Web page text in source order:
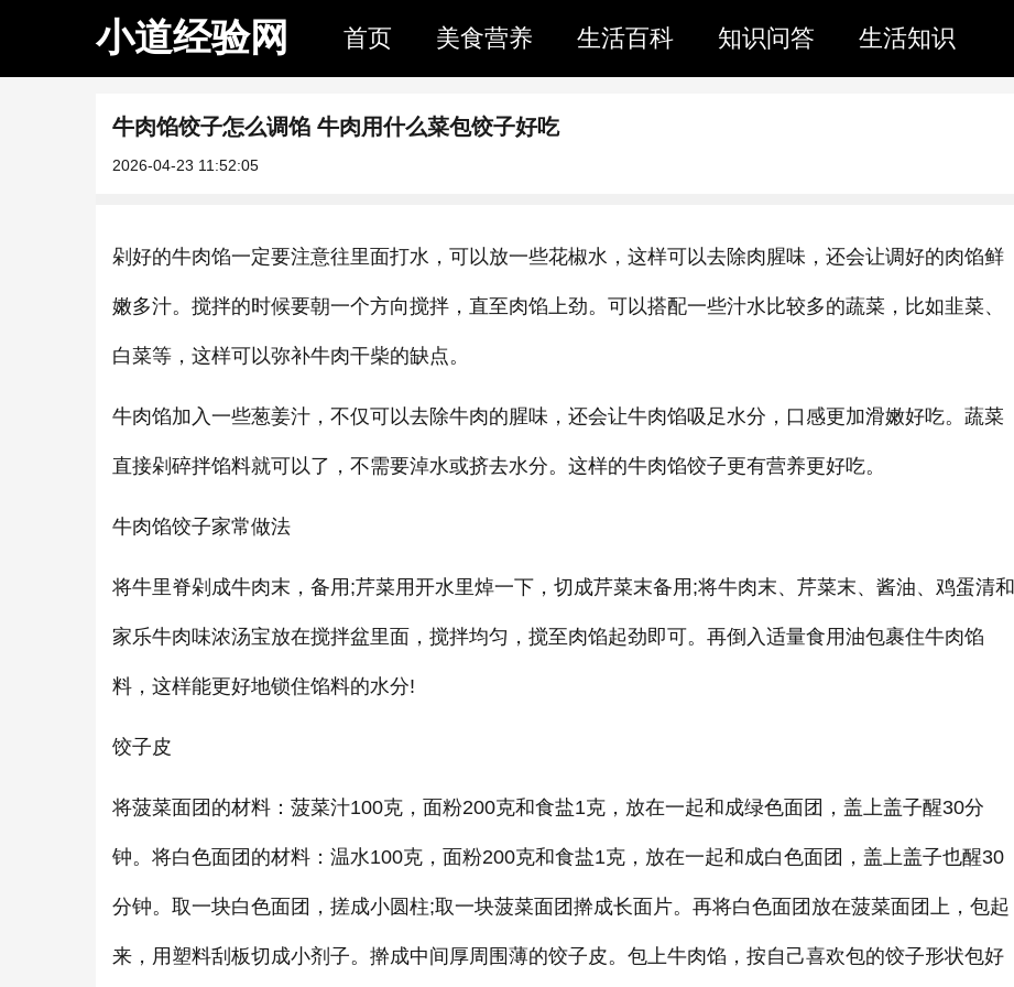
小道经验网 首页 美食营养 生活百科 知识问答 生活知识
牛肉馅饺子怎么调馅 牛肉用什么菜包饺子好吃
2026-04-23 11:52:05
剁好的牛肉馅一定要注意往里面打水，可以放一些花椒水，这样可以去除肉腥味，还会让调好的肉馅鲜
嫩多汁。搅拌的时候要朝一个方向搅拌，直至肉馅上劲。可以搭配一些汁水比较多的蔬菜，比如韭菜、
白菜等，这样可以弥补牛肉干柴的缺点。
牛肉馅加入一些葱姜汁，不仅可以去除牛肉的腥味，还会让牛肉馅吸足水分，口感更加滑嫩好吃。蔬菜
直接剁碎拌馅料就可以了，不需要淖水或挤去水分。这样的牛肉馅饺子更有营养更好吃。
牛肉馅饺子家常做法
将牛里脊剁成牛肉末，备用;芹菜用开水里焯一下，切成芹菜末备用;将牛肉末、芹菜末、酱油、鸡蛋清和
家乐牛肉味浓汤宝放在搅拌盆里面，搅拌均匀，搅至肉馅起劲即可。再倒入适量食用油包裹住牛肉馅
料，这样能更好地锁住馅料的水分!
饺子皮
将菠菜面团的材料：菠菜汁100克，面粉200克和食盐1克，放在一起和成绿色面团，盖上盖子醒30分
钟。将白色面团的材料：温水100克，面粉200克和食盐1克，放在一起和成白色面团，盖上盖子也醒30
分钟。取一块白色面团，搓成小圆柱;取一块菠菜面团擀成长面片。再将白色面团放在菠菜面团上，包起
来，用塑料刮板切成小剂子。擀成中间厚周围薄的饺子皮。包上牛肉馅，按自己喜欢包的饺子形状包好